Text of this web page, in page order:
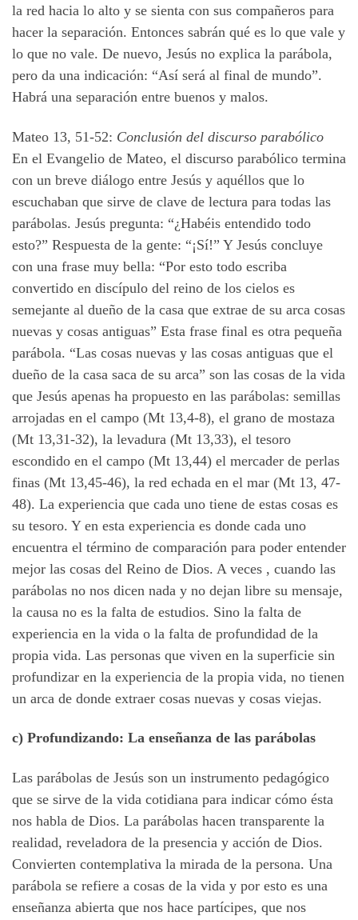
la red hacia lo alto y se sienta con sus compañeros para
hacer la separación. Entonces sabrán qué es lo que vale y
lo que no vale. De nuevo, Jesús no explica la parábola,
pero da una indicación: “Así será al final de mundo”.
Habrá una separación entre buenos y malos.
Mateo 13, 51-52: Conclusión del discurso parabólico
En el Evangelio de Mateo, el discurso parabólico termina
con un breve diálogo entre Jesús y aquéllos que lo
escuchaban que sirve de clave de lectura para todas las
parábolas. Jesús pregunta: “¿Habéis entendido todo
esto?” Respuesta de la gente: “¡Sí!” Y Jesús concluye
con una frase muy bella: “Por esto todo escriba
convertido en discípulo del reino de los cielos es
semejante al dueño de la casa que extrae de su arca cosas
nuevas y cosas antiguas” Esta frase final es otra pequeña
parábola. “Las cosas nuevas y las cosas antiguas que el
dueño de la casa saca de su arca” son las cosas de la vida
que Jesús apenas ha propuesto en las parábolas: semillas
arrojadas en el campo (Mt 13,4-8), el grano de mostaza
(Mt 13,31-32), la levadura (Mt 13,33), el tesoro
escondido en el campo (Mt 13,44) el mercader de perlas
finas (Mt 13,45-46), la red echada en el mar (Mt 13, 47-
48). La experiencia que cada uno tiene de estas cosas es
su tesoro. Y en esta experiencia es donde cada uno
encuentra el término de comparación para poder entender
mejor las cosas del Reino de Dios. A veces , cuando las
parábolas no nos dicen nada y no dejan libre su mensaje,
la causa no es la falta de estudios. Sino la falta de
experiencia en la vida o la falta de profundidad de la
propia vida. Las personas que viven en la superficie sin
profundizar en la experiencia de la propia vida, no tienen
un arca de donde extraer cosas nuevas y cosas viejas.
c) Profundizando: La enseñanza de las parábolas
Las parábolas de Jesús son un instrumento pedagógico
que se sirve de la vida cotidiana para indicar cómo ésta
nos habla de Dios. La parábolas hacen transparente la
realidad, reveladora de la presencia y acción de Dios.
Convierten contemplativa la mirada de la persona. Una
parábola se refiere a cosas de la vida y por esto es una
enseñanza abierta que nos hace partícipes, que nos